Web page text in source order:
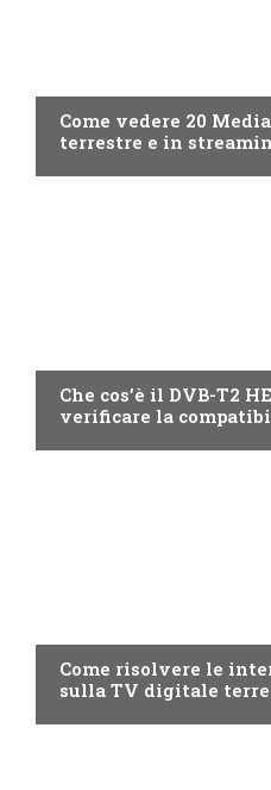
Come vedere 20
terrestre e in
Che cos’è il DVB-T2
verificare la
Come risolvere le
sulla TV digitale